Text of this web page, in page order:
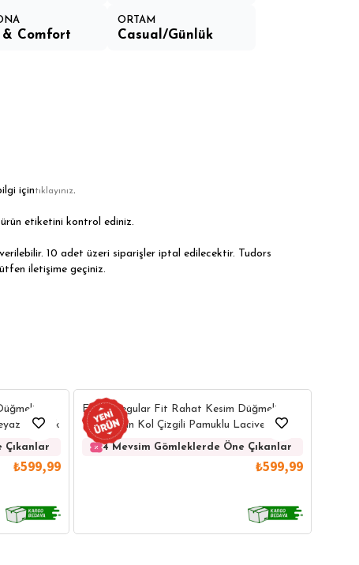
& Comfort
ORTAM
Casual/Günlük
içintıklayınız.
etiketini kontrol ediniz.
10 adet üzeri siparişler iptal edilecektir. Tudors
iletişime geçiniz.
Gömlek
Çıkanlar
₺599,99
Erkek Regular Fit Rahat Kesim Düğmeli
Yaka Uzun Kol Çizgili Pamuklu Lacivert
Gömlek
4 Mevsim Gömleklerde Öne Çıkanlar
₺599,99